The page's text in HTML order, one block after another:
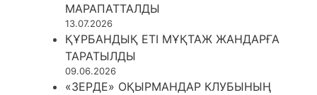
МАРАПАТТАЛДЫ
13.07.2026
ҚҰРБАНДЫҚ ЕТІ МҰҚТАЖ ЖАНДАРҒА
ТАРАТЫЛДЫ
09.06.2026
«ЗЕРДЕ» ОҚЫРМАНДАР КЛУБЫНЫҢ